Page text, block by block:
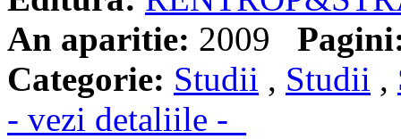
An aparitie: 2009
Categorie: Studii , Studii ,
- vezi detaliile -